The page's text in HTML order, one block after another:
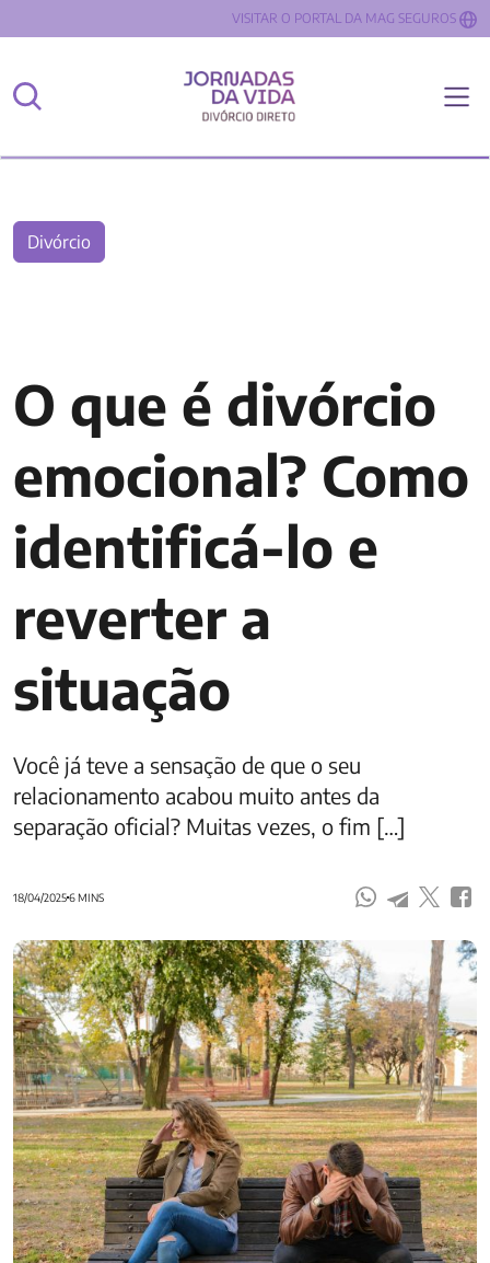
VISITAR O PORTAL DA MAG SEGUROS
Divórcio
O que é divórcio
emocional? Como
identificá-lo e
reverter a
situação
Você já teve a sensação de que o seu
relacionamento acabou muito antes da
separação oficial? Muitas vezes, o fim […]
18/04/20256 MINS